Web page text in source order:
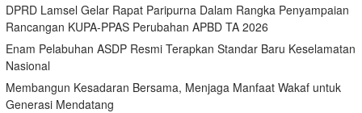
DPRD Lamsel Gelar Rapat Paripurna Dalam Rangka Penyampaian
Rancangan KUPA-PPAS Perubahan APBD TA 2026
Enam Pelabuhan ASDP Resmi Terapkan Standar Baru Keselamatan
Nasional
Membangun Kesadaran Bersama, Menjaga Manfaat Wakaf untuk
Generasi Mendatang